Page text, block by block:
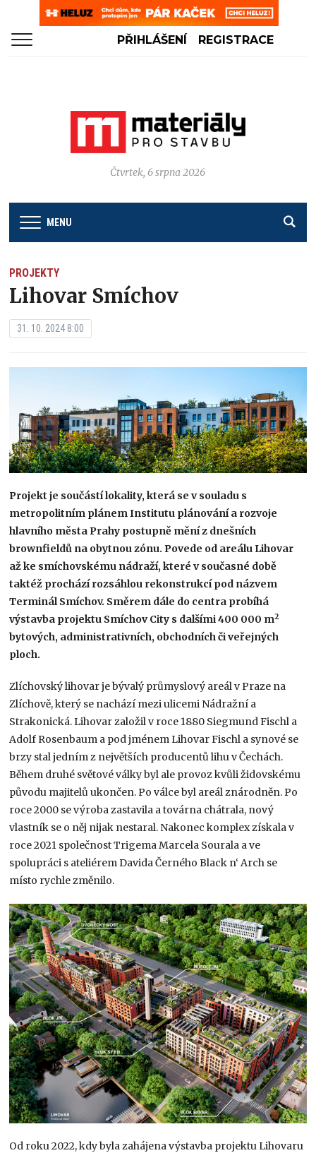
PŘIHLÁŠENÍ REGISTRACE
Čtvrtek, 6 srpna 2026
MENU
PROJEKTY
Lihovar Smíchov
31. 10. 2024 8:00
Projekt je součástí lokality, která se v souladu s
metropolitním plánem Institutu plánování a rozvoje
hlavního města Prahy postupně mění z dnešních
brownfieldů na obytnou zónu. Povede od areálu Lihovar
až ke smíchovskému nádraží, které v současné době
taktéž prochází rozsáhlou rekonstrukcí pod názvem
Terminál Smíchov. Směrem dále do centra probíhá
výstavba projektu Smíchov City s dalšími 400 000 m2
bytových, administrativních, obchodních či veřejných
ploch.
Zlíchovský lihovar je bývalý průmyslový areál v Praze na
Zlíchově, který se nachází mezi ulicemi Nádražní a
Strakonická. Lihovar založil v roce 1880 Siegmund Fischl a
Adolf Rosenbaum a pod jménem Lihovar Fischl a synové se
brzy stal jedním z největších producentů lihu v Čechách.
Během druhé světové války byl ale provoz kvůli židovskému
původu majitelů ukončen. Po válce byl areál znárodněn. Po
roce 2000 se výroba zastavila a továrna chátrala, nový
vlastník se o něj nijak nestaral. Nakonec komplex získala v
roce 2021 společnost Trigema Marcela Sourala a ve
spolupráci s ateliérem Davida Černého Black n‘ Arch se
místo rychle změnilo.
Od roku 2022, kdy byla zahájena výstavba projektu Lihovaru